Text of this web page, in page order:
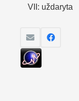
VII: uždaryta